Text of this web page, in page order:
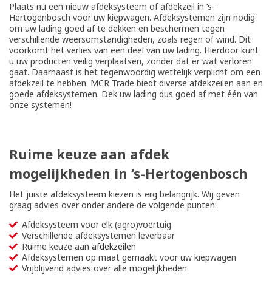
Plaats nu een nieuw afdeksysteem of afdekzeil in ‘s-
Hertogenbosch voor uw kiepwagen. Afdeksystemen zijn nodig
om uw lading goed af te dekken en beschermen tegen
verschillende weersomstandigheden, zoals regen of wind. Dit
voorkomt het verlies van een deel van uw lading. Hierdoor kunt
u uw producten veilig verplaatsen, zonder dat er wat verloren
gaat. Daarnaast is het tegenwoordig wettelijk verplicht om een
afdekzeil te hebben. MCR Trade biedt diverse afdekzeilen aan en
goede afdeksystemen. Dek uw lading dus goed af met één van
onze systemen!
Ruime keuze aan afdek
mogelijkheden in ‘s-Hertogenbosch
Het juiste afdeksysteem kiezen is erg belangrijk. Wij geven
graag advies over onder andere de volgende punten:
Afdeksysteem voor elk (agro)voertuig
Verschillende afdeksystemen leverbaar
Ruime keuze aan afdekzeilen
Afdeksystemen op maat gemaakt voor uw kiepwagen
Vrijblijvend advies over alle mogelijkheden